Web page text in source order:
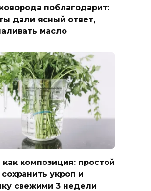
поблагодарит:
дали ясный ответ,
масло
композиция: простой
укроп и
свежими 3 недели